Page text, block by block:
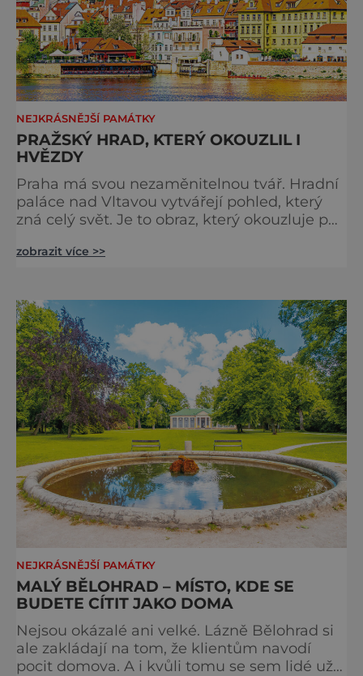
NEJKRÁSNĚJŠÍ PAMÁTKY
PRAŽSKÝ HRAD, KTERÝ OKOUZLIL I
HVĚZDY
Praha má svou nezaměnitelnou tvář. Hradní
paláce nad Vltavou vytvářejí pohled, který
zná celý svět. Je to obraz, který okouzluje po
jediný Čech, který by ho neznal. Pražský hrad
metropole, má ho na seznamu mí
zobrazit více >>
NEJKRÁSNĚJŠÍ PAMÁTKY
MALÝ BĚLOHRAD – MÍSTO, KDE SE
BUDETE CÍTIT JAKO DOMA
Nejsou okázalé ani velké. Lázně Bělohrad si
ale zakládají na tom, že klientům navodí
pocit domova. A i kvůli tomu se sem lidé už